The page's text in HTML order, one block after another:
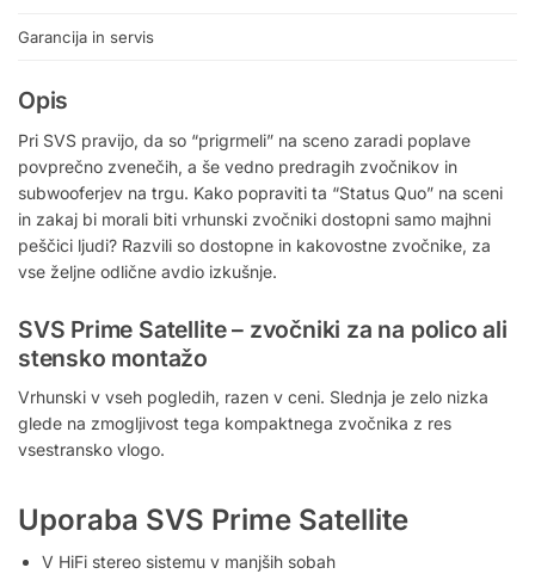
Garancija in servis
Opis
Pri SVS pravijo, da so “prigrmeli” na sceno zaradi poplave
povprečno zvenečih, a še vedno predragih zvočnikov in
subwooferjev na trgu. Kako popraviti ta “Status Quo” na sceni
in zakaj bi morali biti vrhunski zvočniki dostopni samo majhni
peščici ljudi? Razvili so dostopne in kakovostne zvočnike, za
vse željne odlične avdio izkušnje.
SVS Prime Satellite – zvočniki za na polico ali
stensko montažo
Vrhunski v vseh pogledih, razen v ceni. Slednja je zelo nizka
glede na zmogljivost tega kompaktnega zvočnika z res
vsestransko vlogo.
Uporaba SVS Prime Satellite
V HiFi stereo sistemu v manjših sobah